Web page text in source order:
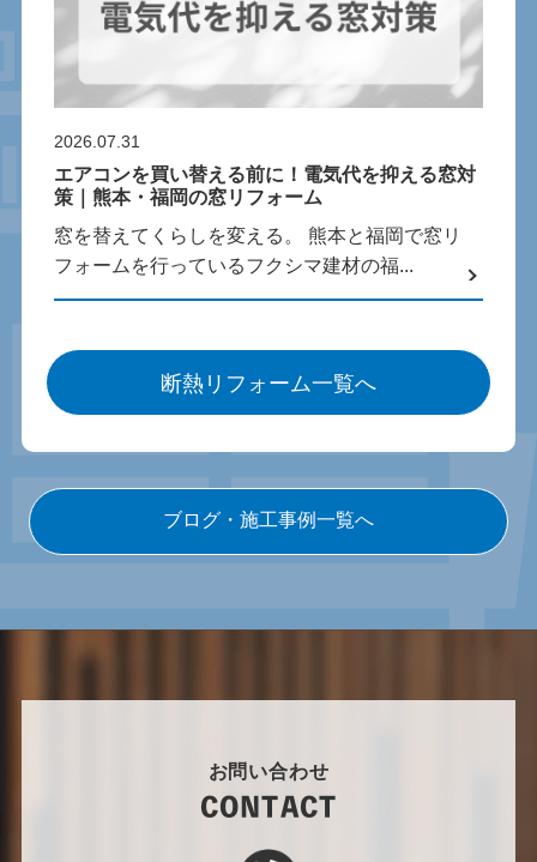
2026.07.31
エアコンを買い替える前に！電気代を抑える窓対
策｜熊本・福岡の窓リフォーム
窓を替えてくらしを変える。 熊本と福岡で窓リ
フォームを行っているフクシマ建材の福...
断熱リフォーム一覧へ
ブログ・施工事例一覧へ
お問い合わせ
CONTACT